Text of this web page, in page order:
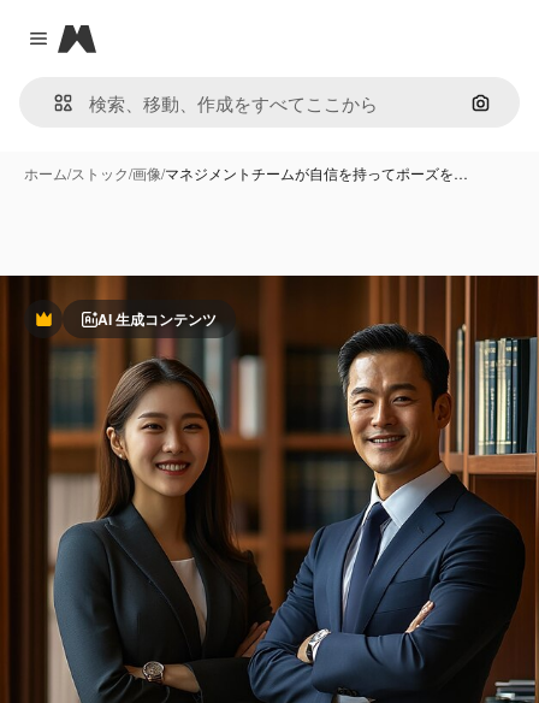
Close menu
Magnific
画像で
ホーム/ストック/画像/マネジメントチームが自信を持ってポーズを…
PremiumAI 生成コンテンツ